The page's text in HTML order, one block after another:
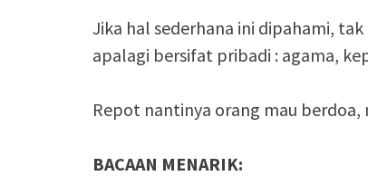
Jika hal sederhana ini dipahami,
apalagi bersifat pribadi : agama,
Repot nantinya orang mau berdoa,
BACAAN MENARIK: